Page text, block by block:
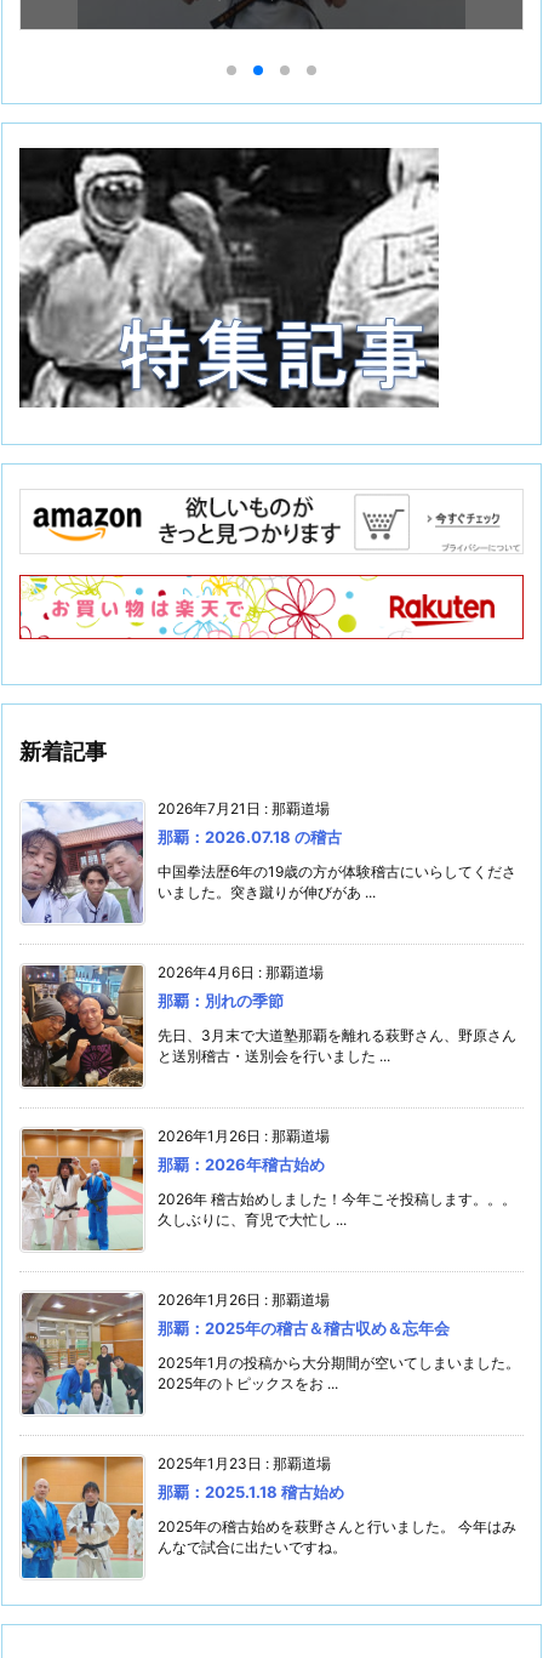
新着記事
2026年7月21日 : 那覇道場
那覇：2026.07.18 の稽古
中国拳法歴6年の19歳の方が体験稽古にいらしてくださ
いました。突き蹴りが伸びがあ ...
2026年4月6日 : 那覇道場
那覇：別れの季節
先日、3月末で大道塾那覇を離れる萩野さん、野原さん
と送別稽古・送別会を行いました ...
2026年1月26日 : 那覇道場
那覇：2026年稽古始め
2026年 稽古始めしました！今年こそ投稿します。。。
久しぶりに、育児で大忙し ...
2026年1月26日 : 那覇道場
那覇：2025年の稽古＆稽古収め＆忘年会
2025年1月の投稿から大分期間が空いてしまいました。
2025年のトピックスをお ...
2025年1月23日 : 那覇道場
那覇：2025.1.18 稽古始め
2025年の稽古始めを萩野さんと行いました。 今年はみ
んなで試合に出たいですね。